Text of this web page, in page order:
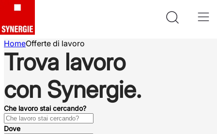
HomeOfferte di lavoro
Trova lavoro
con Synergie.
Che lavoro stai cercando?
Dove